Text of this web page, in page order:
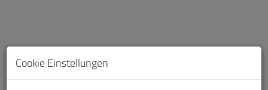
Cookie Einstellungen